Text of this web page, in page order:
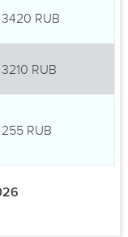
3420 RUB
3210 RUB
255 RUB